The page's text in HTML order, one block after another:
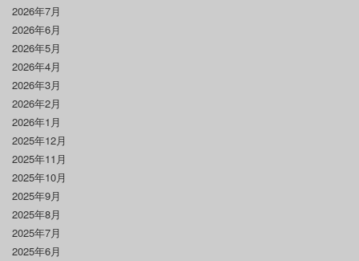
2026年7月
2026年6月
2026年5月
2026年4月
2026年3月
2026年2月
2026年1月
2025年12月
2025年11月
2025年10月
2025年9月
2025年8月
2025年7月
2025年6月